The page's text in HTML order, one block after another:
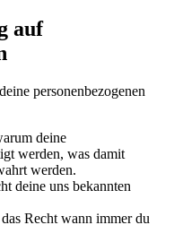
auf
personenbezogenen
deine
werden, was damit
werden.
deine uns bekannten
Recht wann immer du